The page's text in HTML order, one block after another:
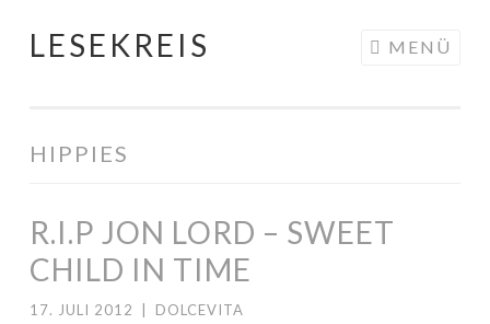
Springe
LESEKREIS MENÜ
HIPPIES
R.I.P JON LORD – SWEET
CHILD IN TIME
17. JULI 2012 DOLCEVITA